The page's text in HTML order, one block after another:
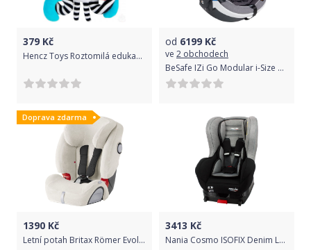
379 Kč
Hencz Toys Roztomilá edukační hračka Méďa spirálka - tyrkysová
od 6199 Kč
ve 2 obchodech
BeSafe IZi Go Modular i-Size X1 Metallic Mélange, autosedačka 40-75 cm
Doprava zdarma
1390 Kč
Letní potah Britax Römer Evolva 123 SL SICT Off-White 2020
3413 Kč
Nania Cosmo ISOFIX Denim Luxe Grey 0-18 kg